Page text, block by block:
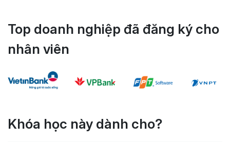
Top doanh nghiệp đã đăng ký cho
nhân viên
Khóa học này dành cho?